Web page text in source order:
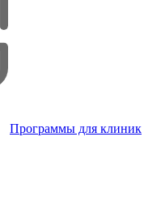
Программы для клиник